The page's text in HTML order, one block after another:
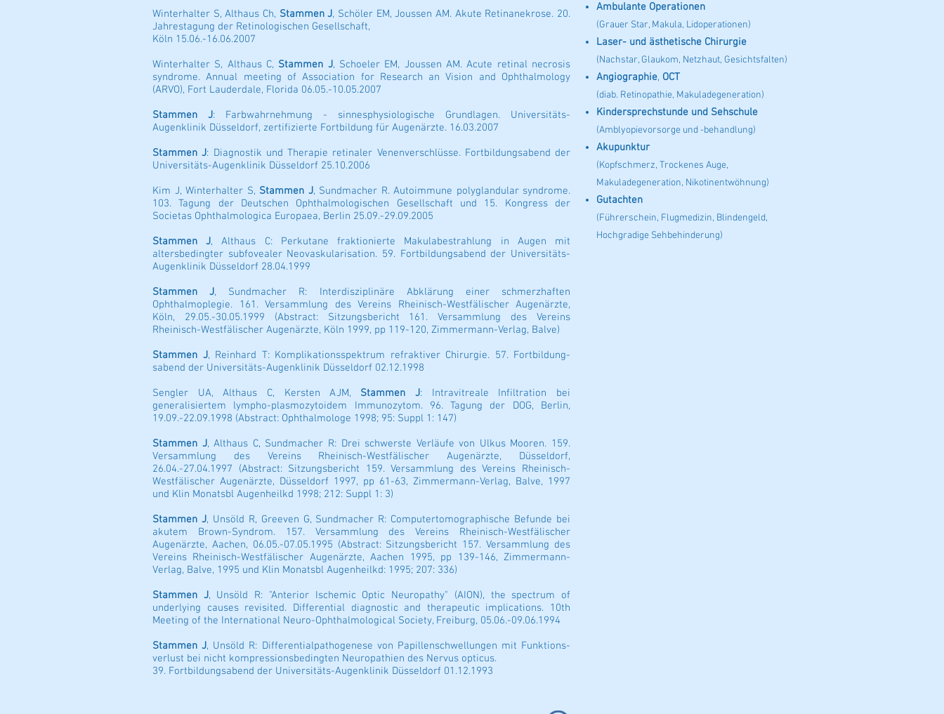
Winterhalter S, Althaus Ch, Stammen J, Schöler EM, Joussen AM. Akute Retinanekrose. 20.
Jahrestagung der Retinologischen Gesellschaft,
Köln 15.06.-16.06.2007
Winterhalter S, Althaus C, Stammen J, Schoeler EM, Joussen AM. Acute retinal necrosis
syndrome. Annual meeting of Association for Research an Vision and Ophthalmology
(ARVO), Fort Lauderdale, Florida 06.05.-10.05.2007
Stammen J: Farbwahrnehmung - sinnesphysiologische Grundlagen. Universitäts-
Augenklinik Düsseldorf, zertifizierte Fortbildung für Augenärzte. 16.03.2007
Stammen J: Diagnostik und Therapie retinaler Venenverschlüsse. Fortbildungsabend der
Universitäts-Augenklinik Düsseldorf 25.10.2006
Kim J, Winterhalter S, Stammen J, Sundmacher R. Autoimmune polyglandular syndrome.
103. Tagung der Deutschen Ophthalmologischen Gesellschaft und 15. Kongress der
Societas Ophthalmologica Europaea, Berlin 25.09.-29.09.2005
Stammen J, Althaus C: Perkutane fraktionierte Makulabestrahlung in Augen mit
altersbedingter subfovealer Neovaskularisation. 59. Fortbildungsabend der Universitäts-
Augenklinik Düsseldorf 28.04.1999
Stammen J, Sundmacher R: Interdisziplinäre Abklärung einer schmerzhaften
Ophthalmoplegie. 161. Versammlung des Vereins Rheinisch-Westfälischer Augenärzte,
Köln, 29.05.-30.05.1999 (Abstract: Sitzungsbericht 161. Versammlung des Vereins
Rheinisch-Westfälischer Augenärzte, Köln 1999, pp 119-120, Zimmermann-Verlag, Balve)
Stammen J, Reinhard T: Komplikationsspektrum refraktiver Chirurgie. 57. Fortbildung-
sabend der Universitäts-Augenklinik Düsseldorf 02.12.1998
Sengler UA, Althaus C, Kersten AJM, Stammen J: Intravitreale Infiltration bei
generalisiertem lympho-plasmozytoidem Immunozytom. 96. Tagung der DOG, Berlin,
19.09.-22.09.1998 (Abstract: Ophthalmologe 1998; 95: Suppl 1: 147)
Stammen J, Althaus C, Sundmacher R: Drei schwerste Verläufe von Ulkus Mooren. 159.
Versammlung des Vereins Rheinisch-Westfälischer Augenärzte, Düsseldorf,
26.04.-27.04.1997 (Abstract: Sitzungsbericht 159. Versammlung des Vereins Rheinisch-
Westfälischer Augenärzte, Düsseldorf 1997, pp 61-63, Zimmermann-Verlag, Balve, 1997
und Klin Monatsbl Augenheilkd 1998; 212: Suppl 1: 3)
Stammen J, Unsöld R, Greeven G, Sundmacher R: Computertomographische Befunde bei
akutem Brown-Syndrom. 157. Versammlung des Vereins Rheinisch-Westfälischer
Augenärzte, Aachen, 06.05.-07.05.1995 (Abstract: Sitzungsbericht 157. Versammlung des
Vereins Rheinisch-Westfälischer Augenärzte, Aachen 1995, pp 139-146, Zimmermann-
Verlag, Balve, 1995 und Klin Monatsbl Augenheilkd: 1995; 207: 336)
Stammen J, Unsöld R: "Anterior Ischemic Optic Neuropathy" (AION), the spectrum of
underlying causes revisited. Differential diagnostic and therapeutic implications. 10th
Meeting of the International Neuro-Ophthalmological Society, Freiburg, 05.06.-09.06.1994
Stammen J, Unsöld R: Differentialpathogenese von Papillenschwellungen mit Funktions-
verlust bei nicht kompressionsbedingten Neuropathien des Nervus opticus.
39. Fortbildungsabend der Universitäts-Augenklinik Düsseldorf 01.12.1993
Ambulante Operationen
(Grauer Star, Makula, Lidoperationen)
Laser- und ästhetische Chirurgie
(Nachstar, Glaukom, Netzhaut, Gesichtsfalten)
Angiographie, OCT
(diab. Retinopathie, Makuladegeneration)
Kindersprechstunde und Sehschule
(Amblyopievorsorge und -behandlung)
Akupunktur
(Kopfschmerz, Trockenes Auge,
Makuladegeneration, Nikotinentwöhnung)
Gutachten
(Führerschein, Flugmedizin, Blindengeld,
Hochgradige Sehbehinderung)